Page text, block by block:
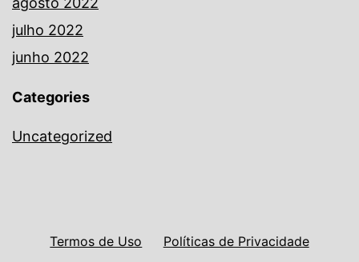
julho 2022
junho 2022
Categories
Uncategorized
Termos de Uso Políticas de Privacidade